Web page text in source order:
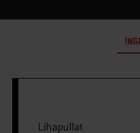
Lihapullat